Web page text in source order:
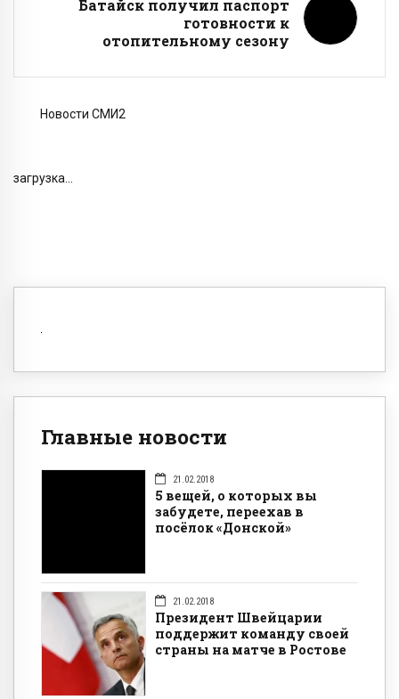
Батайск получил паспорт
готовности к
отопительному сезону
Новости СМИ2
загрузка...
Главные новости
21.02.2018
5 вещей, о которых вы
забудете, переехав в
посёлок «Донской»
21.02.2018
Президент Швейцарии
поддержит команду своей
страны на матче в Ростове